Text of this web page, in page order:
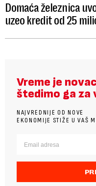
Domaća železnica
uzeo kredit od 25
Vreme je
štedimo ga za
NAJVREDNIJE OD NOVE
EKONOMIJE STIŽE U VAŠ